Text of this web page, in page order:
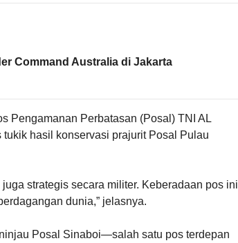
Command Australia di Jakarta
Pengamanan Perbatasan (Posal) TNI AL
hasil konservasi prajurit Posal Pulau
strategis secara militer. Keberadaan pos ini
dunia,” jelasnya.
Posal Sinaboi—salah satu pos terdepan